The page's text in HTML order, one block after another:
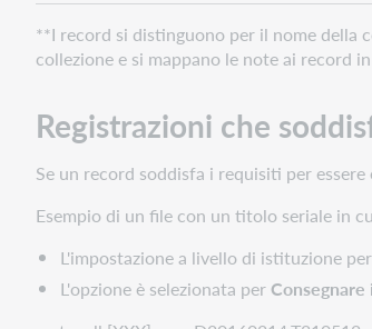
**I record si distinguono per il nome della
collezione e si mappano le note ai record in
Registrazioni che
Se un record soddisfa i requisiti per
Esempio di un file con un titolo seriale in
L'impostazione a livello di istituzione
L'opzione è selezionata per